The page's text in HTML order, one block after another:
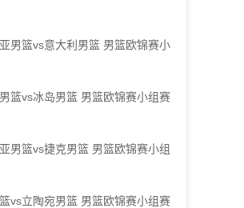
男篮vs意大利男篮 男篮欧锦赛小组
篮vs冰岛男篮 男篮欧锦赛小组赛全
男篮vs捷克男篮 男篮欧锦赛小组赛
vs立陶宛男篮 男篮欧锦赛小组赛全